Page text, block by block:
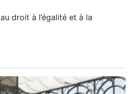
au droit à l’égalité et à la